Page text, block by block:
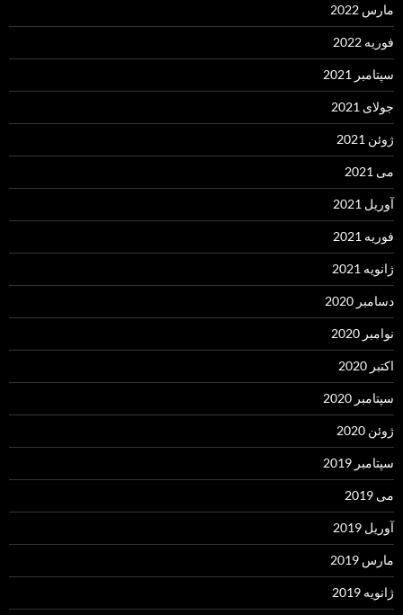
مارس 2022
فوریه 2022
سپتامبر 2021
جولای 2021
ژوئن 2021
می 2021
آوریل 2021
فوریه 2021
ژانویه 2021
دسامبر 2020
نوامبر 2020
اکتبر 2020
سپتامبر 2020
ژوئن 2020
سپتامبر 2019
می 2019
آوریل 2019
مارس 2019
ژانویه 2019